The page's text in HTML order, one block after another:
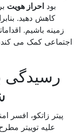
احراز هویتبرای
کاهش دهید.
زمینه باشیم.
کمک می کند،
رسیدگی
پیتر زاتکو، افسر
علیه توییتر مطرح